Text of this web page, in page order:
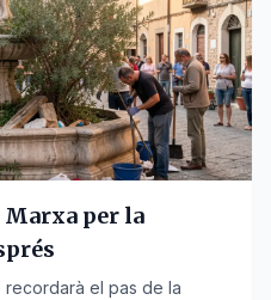
per la
recordarà el pas de la